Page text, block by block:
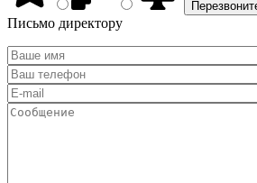
Письмо директору